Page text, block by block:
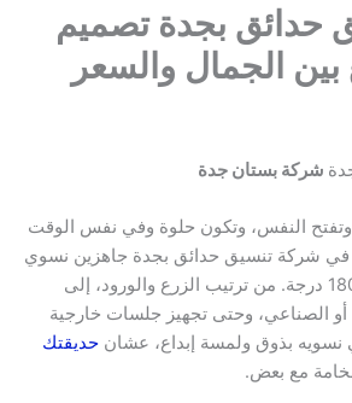
حدائق بجدة تصميم
الجمال والسعر
شركة بستان جدة
النفس، وتكون حلوة وفي نفس الوقت
في شركة تنسيق حدائق بجدة جاهزين نسوي
لك شغل يغيّر المكان 180 درجة. من ترتيب الزرع والورود، إلى
الصناعي، وحتى تجهيز جلسات خارجية
بذوق ولمسة إبداع، عشان حديقتك
مع بعض.